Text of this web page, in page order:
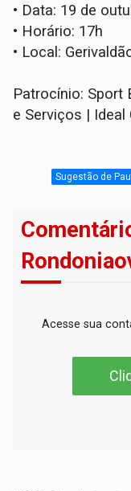
• Data: 19 de
• Horário: 17h
• Local:
Patrocínio: Sport
e Serviços | Ideal
Sugestão de
Acesse sua